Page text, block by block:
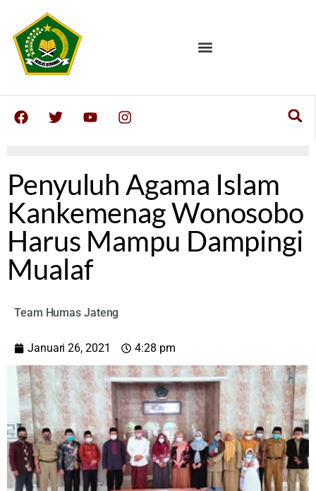
Penyuluh Agama Islam
Kankemenag Wonosobo
Harus Mampu Dampingi
Mualaf
Team Humas Jateng
Januari 26, 2021 4:28 pm